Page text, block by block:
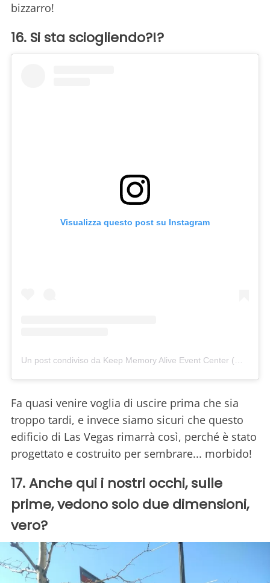
bizzarro!
16. Si sta sciogliendo?!?
Visualizza questo post su Instagram
Fa quasi venire voglia di uscire prima che sia
troppo tardi, e invece siamo sicuri che questo
edificio di Las Vegas rimarrà così, perché è stato
progettato e costruito per sembrare... morbido!
17. Anche qui i nostri occhi, sulle
prime, vedono solo due dimensioni,
vero?